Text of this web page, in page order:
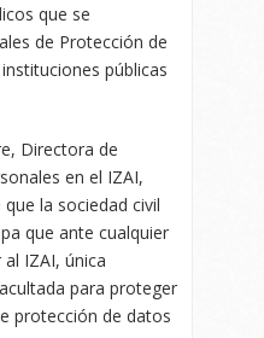
que se
de Protección de
públicas
Directora de
en el IZAI,
la sociedad civil
que ante cualquier
IZAI, única
para proteger
protección de datos